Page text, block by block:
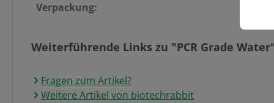
Verpackung:
Weiterführende Links zu "PCR Grade
Fragen zum Artikel?
Weitere Artikel von biotechrabbit